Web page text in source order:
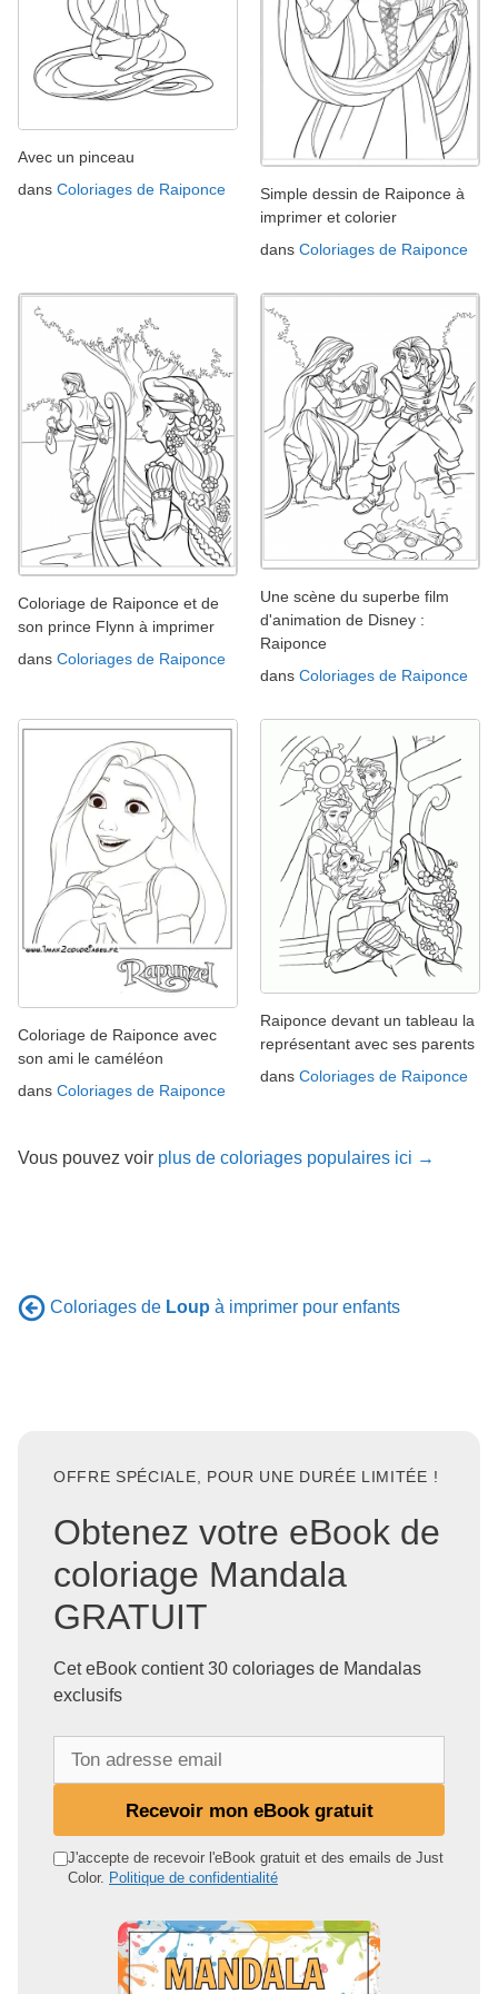
Avec un pinceau
dans Coloriages de Raiponce
Simple dessin de Raiponce à
imprimer et colorier
dans Coloriages de Raiponce
Coloriage de Raiponce et de
son prince Flynn à imprimer
dans Coloriages de Raiponce
Une scène du superbe film
d'animation de Disney :
Raiponce
dans Coloriages de Raiponce
Coloriage de Raiponce avec
son ami le caméléon
dans Coloriages de Raiponce
Raiponce devant un tableau la
représentant avec ses parents
dans Coloriages de Raiponce
Vous pouvez voir plus de coloriages populaires ici →
Coloriages de Loup à imprimer pour enfants
OFFRE SPÉCIALE, POUR UNE DURÉE LIMITÉE !
Obtenez votre eBook de
coloriage Mandala
GRATUIT
Cet eBook contient 30 coloriages de Mandalas
exclusifs
d
Recevoir mon eBook gratuit
J'accepte de recevoir l'eBook gratuit et des emails de Just
Color. Politique de confidentialité